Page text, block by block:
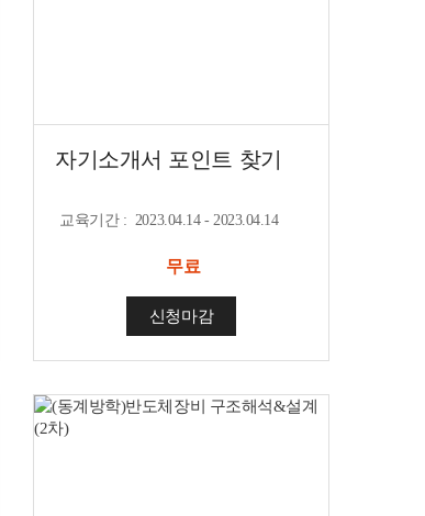
자기소개서 포인트 찾기
교육기간: 2023.04.14 - 2023.04.14
무료
신청마감